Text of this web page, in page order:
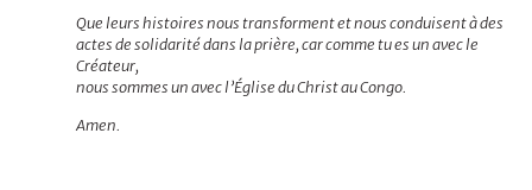
Que leurs histoires nous transforment et nous conduisent à des
actes de solidarité dans la prière, car comme tu es un avec le
Créateur,
nous sommes un avec l’Église du Christ au Congo.
Amen.